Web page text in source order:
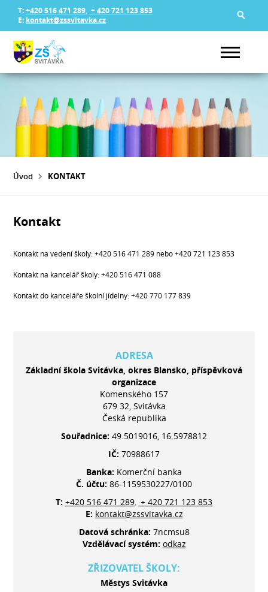
T:+420 516 471 289, + 420 721 123 853
E: kontakt@zssvitavka.cz
Úvod KONTAKT
Kontakt
Kontakt na vedení školy: +420 516 471 289 nebo +420 721 123 853
Kontakt na kancelář školy: +420 516 471 088
Kontakt do kanceláře školní jídelny: +420 770 177 839
ADRESA
Základní škola Svitávka, okres Blansko, příspěvková
organizace
Komenského 157
679 32, Svitávka
Česká republika
Souřadnice: 49.5019016, 16.5978812
IČ: 70988617
Banka: Komerční banka
Č. účtu: 86-1159530227/0100
T: +420 516 471 289, + 420 721 123 853
E: kontakt@zssvitavka.cz
Datová schránka: 7ncmsu8
Vzdělávací systém: odkaz
ZŘIZOVATEL ŠKOLY:
Městys Svitávka